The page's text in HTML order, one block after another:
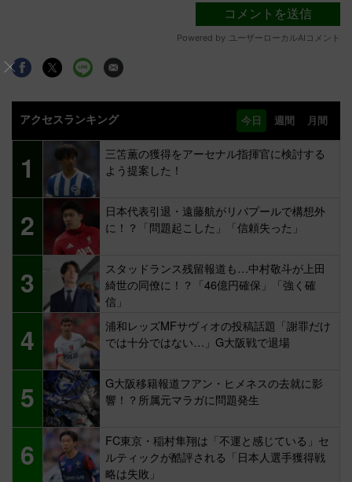
アクセスランキング 今日 週間 月間
1
三笘薫の獲得をアーセナル指揮官に検討する
よう提案した！
2
日本代表引退・遠藤航がリバプールで構想外
に！？「問題起こした」「信頼失った」
3
スタッドランス残留報道も…中村敬斗が上田
綺世の同僚に！？「46億円確保」「強く確
信」
4
浦和レッズMFサヴィオの投稿話題「謝罪だけ
では十分ではない…」G大阪戦で退場
5
G大阪移籍報道フアン・ヒメネスの去就に影
響！？所属元マラガに問題発生
6
FC東京・稲村隼翔は「不運と感じている」セ
ルティックが酷評される「日本人選手獲得戦
略は失敗」